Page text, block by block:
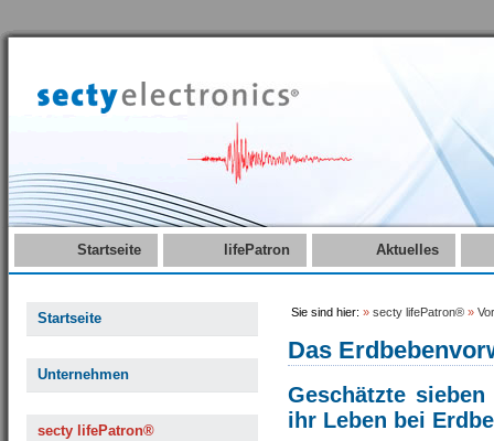
Startseite lifePatron Aktuelles
Startseite
Unternehmen
secty lifePatron®
Sie sind hier: » secty lifePatron® »
Das
Geschätzte
ihr Leben bei